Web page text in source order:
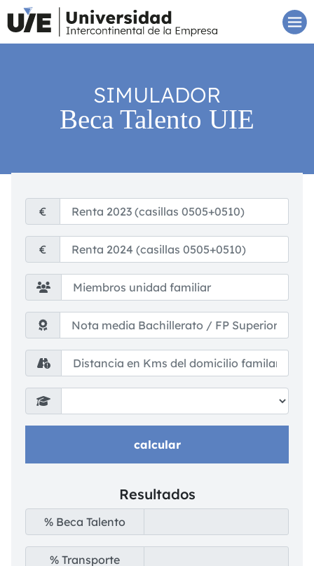
SIMULADOR
Beca Talento UIE
€
€
Resultados
% Beca Talento
% Transporte